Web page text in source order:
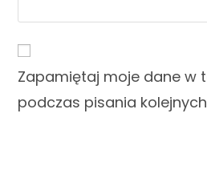
Zapamiętaj moje dane w
podczas pisania